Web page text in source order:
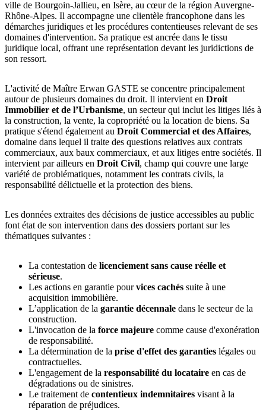
ville de Bourgoin-Jallieu, en Isère, au cœur de la région Auvergne-
Rhône-Alpes. Il accompagne une clientèle francophone dans les
démarches juridiques et les procédures contentieuses relevant de ses
domaines d'intervention. Sa pratique est ancrée dans le tissu
juridique local, offrant une représentation devant les juridictions de
son ressort.
L'activité de Maître Erwan GASTE se concentre principalement
autour de plusieurs domaines du droit. Il intervient en Droit
Immobilier et de l’Urbanisme, un secteur qui inclut les litiges liés à
la construction, la vente, la copropriété ou la location de biens. Sa
pratique s'étend également au Droit Commercial et des Affaires,
domaine dans lequel il traite des questions relatives aux contrats
commerciaux, aux baux commerciaux, et aux litiges entre sociétés. Il
intervient par ailleurs en Droit Civil, champ qui couvre une large
variété de problématiques, notamment les contrats civils, la
responsabilité délictuelle et la protection des biens.
Les données extraites des décisions de justice accessibles au public
font état de son intervention dans des dossiers portant sur les
thématiques suivantes :
La contestation de licenciement sans cause réelle et
sérieuse.
Les actions en garantie pourvices cachés suite à une
acquisition immobilière.
L’application de la garantie décennale dans le secteur de la
construction.
L'invocation de la force majeure comme cause d'exonération
de responsabilité.
La détermination de la prise d'effet des garanties légales ou
contractuelles.
L'engagement de la responsabilité du locataire en cas de
dégradations ou de sinistres.
Le traitement de contentieux indemnitaires visant à la
réparation de préjudices.